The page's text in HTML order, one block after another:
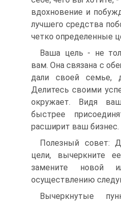
вдохновение и
лучшего средства
четко определенные
Ваша цель - не
вам. Она связана с
дали своей семье,
Делитесь своими
окружает. Видя
быстрее
расширит ваш бизнес.
Полезный совет:
цели, вычеркните
замените новой
осуществлению
Вычеркнутые